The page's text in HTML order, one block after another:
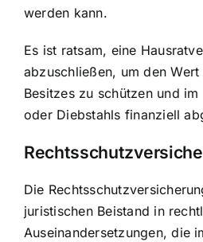
werden kann.
Es ist ratsam, eine
abzuschließen, um den
Besitzes zu schützen und im
oder Diebstahls finanziell
Die
juristischen Beistand in
Auseinandersetzungen, die